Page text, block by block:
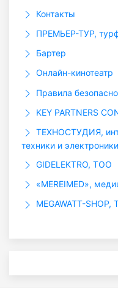
Контакты
ПРЕМЬЕР-ТУР,
Бартер
Онлайн-кинотеатр
Правила
KEY PARTNERS
ТЕХНОСТУДИЯ,
техники и электроники
GIDELEKTRO, ТОО
«MEREIMED»,
MEGAWATT-SHOP,